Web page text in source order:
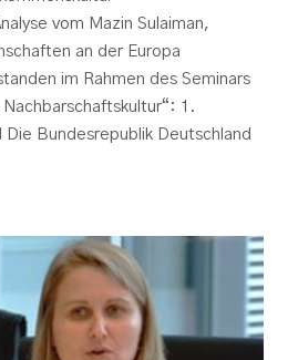
vom Mazin Sulaiman,
an der Europa
im Rahmen des Seminars
1.
Die Bundesrepublik Deutschland